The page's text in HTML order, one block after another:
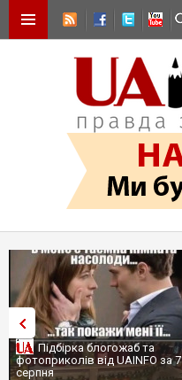
Підбірка блогожаб та
фотоприколів від UAINFO за 7
серпня